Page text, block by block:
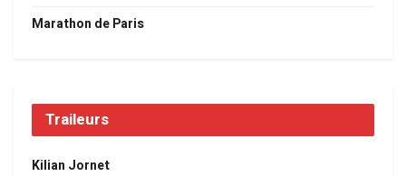
Marathon de Paris
Traileurs
Kilian Jornet